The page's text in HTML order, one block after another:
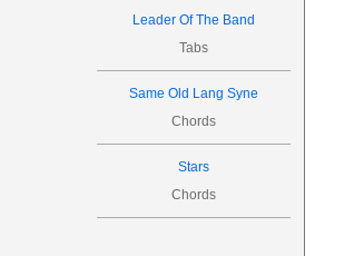
Leader Of The Band
Tabs
Same Old Lang Syne
Chords
Stars
Chords